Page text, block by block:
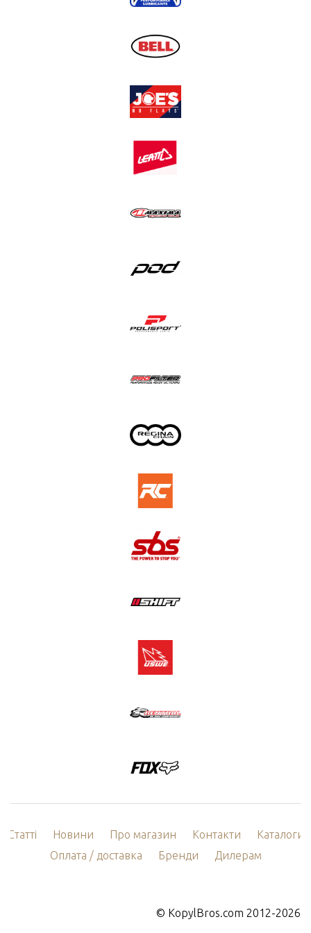
Статті Новини Про магазин Контакти
Каталоги
Оплата / доставка
Бренди Дилерам
© KopylBros.com 2012-2026